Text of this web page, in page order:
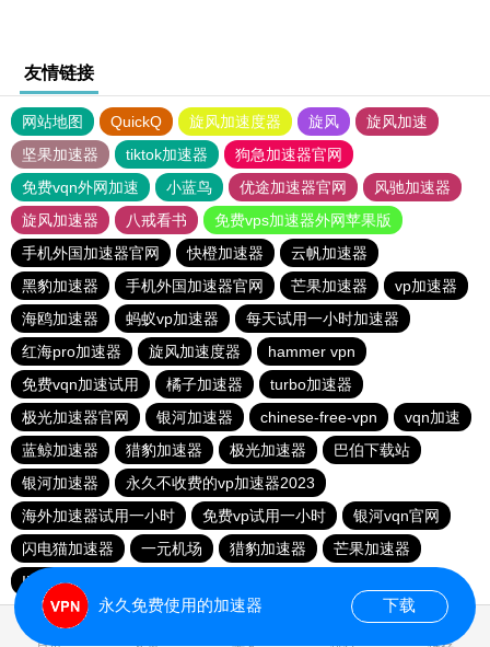
友情链接
网站地图 QuickQ 旋风加速度器 旋风
旋风加速
坚果加速器
tiktok加速器
狗急加速器官网
免费vqn外网加速
小蓝鸟 优途加速器官网
风驰加速器
旋风加速器
八戒看书
免费vps加速器外网苹果版
手机外国加速器官网
快橙加速器
云帆加速器
黑豹加速器
手机外国加速器官网 芒果加速器
vp加速器
海鸥加速器
蚂蚁vp加速器
每天试用一小时加速器
红海pro加速器
旋风加速度器
hammer vpn
免费vqn加速试用
橘子加速器
turbo加速器
极光加速器官网
银河加速器 chinese-free-vpn
vqn加速
蓝鲸加速器
猎豹加速器 极光加速器
巴伯下载站
银河加速器
永久不收费的vp加速器2023
海外加速器试用一小时
免费vp试用一小时
银河vqn官网
闪电猫加速器
一元机场 猎豹加速器
芒果加速器
INS下载站
永久免费使用的加速器 下载